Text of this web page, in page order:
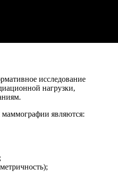
исследование
нагрузки,
являются: